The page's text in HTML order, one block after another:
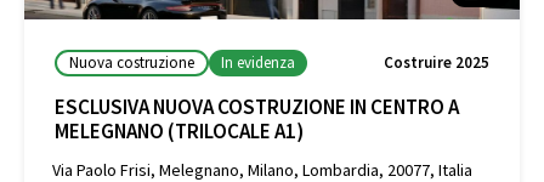
Nuova costruzione In evidenza Costruire 2025
ESCLUSIVA NUOVA COSTRUZIONE IN CENTRO A
MELEGNANO (TRILOCALE A1)
Via Paolo Frisi, Melegnano, Milano, Lombardia, 20077, Italia